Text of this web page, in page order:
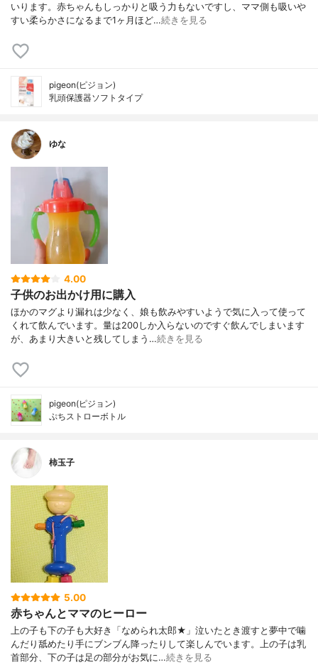
いります。赤ちゃんもしっかりと吸う力もないですし、ママ側も吸いや
すい柔らかさになるまで1ヶ月ほど…続きを見る
pigeon(ピジョン)
乳頭保護器ソフトタイプ
ゆな
4.00
子供のお出かけ用に購入
ほかのマグより漏れは少なく、娘も飲みやすいようで気に入って使って
くれて飲んでいます。量は200しか入らないのですぐ飲んでしまいます
が、あまり大きいと残してしまう…続きを見る
pigeon(ピジョン)
ぷちストローボトル
柿玉子
5.00
赤ちゃんとママのヒーロー
上の子も下の子も大好き「なめられ太郎★」泣いたとき渡すと夢中で噛
んだり舐めたり手にブンブん降ったりして楽しんでいます。上の子は乳
首部分、下の子は足の部分がお気に…続きを見る